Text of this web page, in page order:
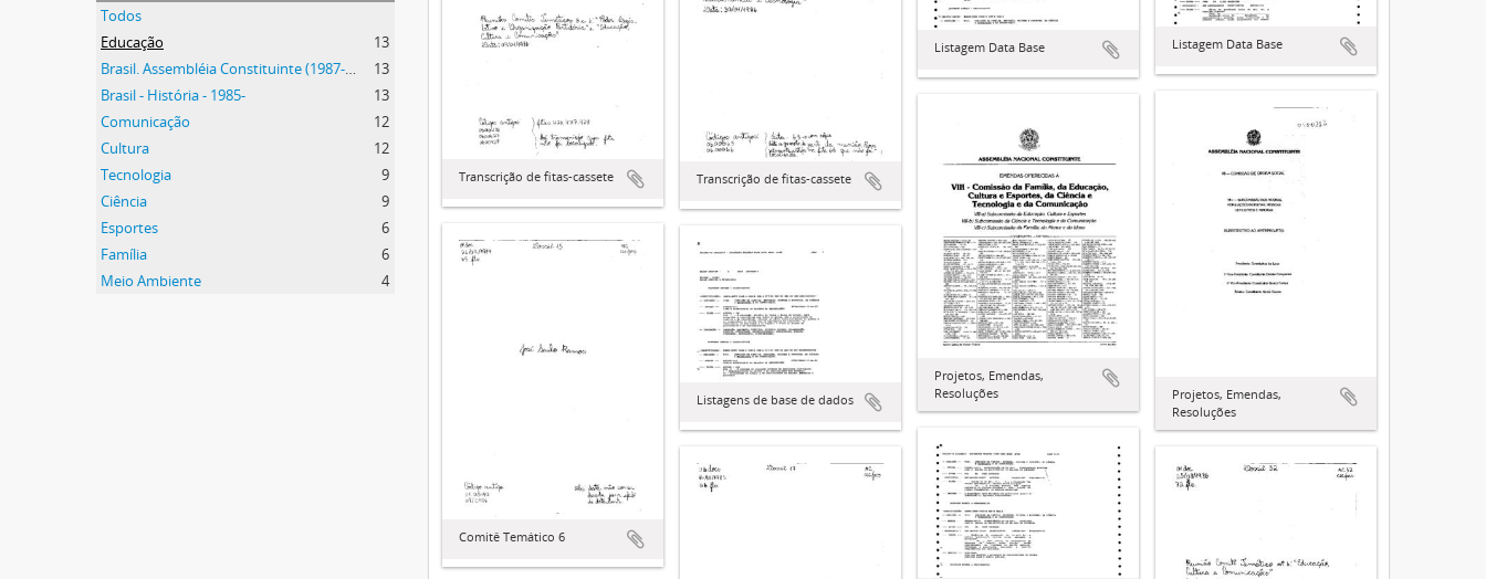
Todos
Educação
13
Brasil. Assembléia Constituinte (1987-1988)
13
Brasil - História - 1985-
13
Comunicação
12
Cultura
12
Tecnologia
9
Ciência
9
Esportes
6
Família
6
Meio Ambiente
4
Transcrição de fitas-cassete Transcrição de fitas-cassete
Listagem Data Base Listagem Data Base
Projetos, Emendas,
Resoluções
Projetos, Emendas,
Resoluções
Comitê Temático 6
Listagens de base de dados